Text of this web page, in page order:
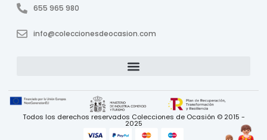
655 965 980
info@coleccionesdeocasion.com
Todos los derechos reservados Colecciones de Ocasión © 2015 -
2025